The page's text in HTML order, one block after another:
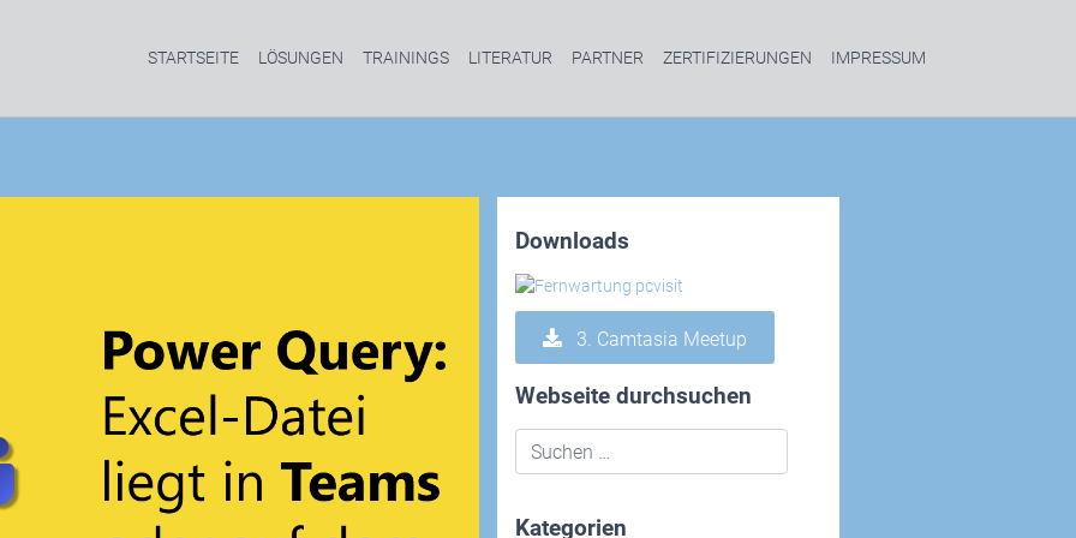
STARTSEITE LÖSUNGEN TRAININGS LITERATUR PARTNER ZERTIFIZIERUNGEN IMPRESSUM
Downloads
3. Camtasia Meetup
Webseite durchsuchen
Kategorien